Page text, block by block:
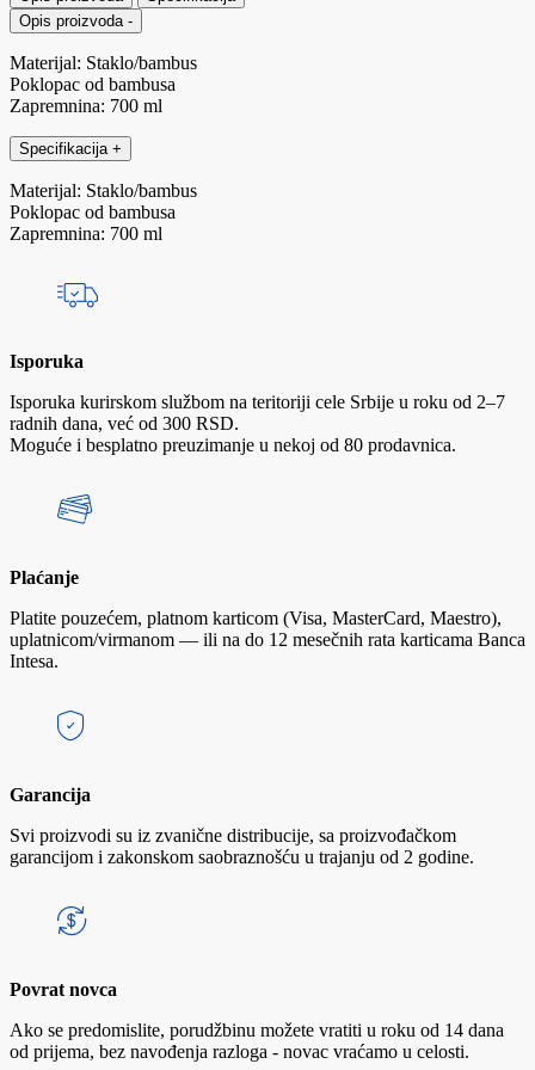
Opis proizvoda -
Materijal: Staklo/bambus
Poklopac od bambusa
Zapremnina: 700 ml
Specifikacija +
Materijal: Staklo/bambus
Poklopac od bambusa
Zapremnina: 700 ml
Isporuka
Isporuka kurirskom službom na teritoriji cele Srbije u roku od 2–7
radnih dana, već od 300 RSD.
Moguće i besplatno preuzimanje u nekoj od 80 prodavnica.
Plaćanje
Platite pouzećem, platnom karticom (Visa, MasterCard, Maestro),
uplatnicom/virmanom — ili na do 12 mesečnih rata karticama Banca
Intesa.
Garancija
Svi proizvodi su iz zvanične distribucije, sa proizvođačkom
garancijom i zakonskom saobraznošću u trajanju od 2 godine.
Povrat novca
Ako se predomislite, porudžbinu možete vratiti u roku od 14 dana
od prijema, bez navođenja razloga - novac vraćamo u celosti.